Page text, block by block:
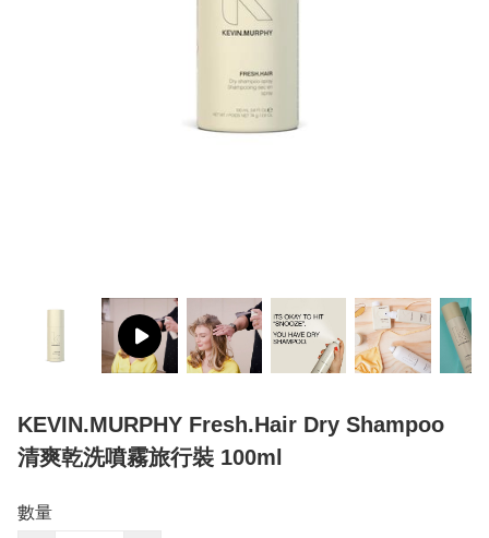
KEVIN.MURPHY Fresh.Hair Dry Shampoo
清爽乾洗噴霧旅行裝 100ml
數量